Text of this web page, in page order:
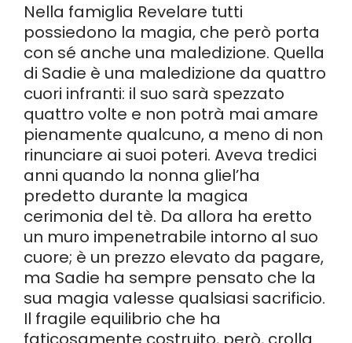
Nella famiglia Revelare tutti
possiedono la magia, che però porta
con sé anche una maledizione. Quella
di Sadie è una maledizione da quattro
cuori infranti: il suo sarà spezzato
quattro volte e non potrà mai amare
pienamente qualcuno, a meno di non
rinunciare ai suoi poteri. Aveva tredici
anni quando la nonna gliel’ha
predetto durante la magica
cerimonia del tè. Da allora ha eretto
un muro impenetrabile intorno al suo
cuore; è un prezzo elevato da pagare,
ma Sadie ha sempre pensato che la
sua magia valesse qualsiasi sacrificio.
Il fragile equilibrio che ha